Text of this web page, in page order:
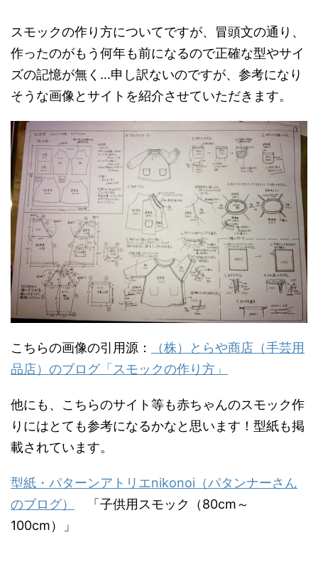
スモックの作り方についてですが、冒頭文の通り、
作ったのがもう何年も前になるので正確な型やサイ
ズの記憶が無く…申し訳ないのですが、参考になり
そうな画像とサイトを紹介させていただきます。
こちらの画像の引用源：
（株）とらや商店（手芸用
品店）のブログ「スモックの作り方」
他にも、こちらのサイト等も赤ちゃんのスモック作
りにはとても参考になるかなと思います！型紙も掲
載されています。
型紙・パターンアトリエnikonoi（パタンナーさん
のブログ）
「子供用スモック（80cm～
100cm）」